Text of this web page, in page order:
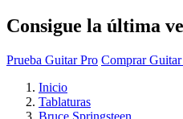
Consigue la última
Prueba Guitar Pro Comprar
Inicio
Tablaturas
Bruce Springsteen